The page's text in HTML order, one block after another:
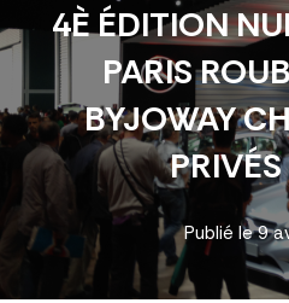
4È ÉDITION
PARIS
BYJOWAY
Publié le9